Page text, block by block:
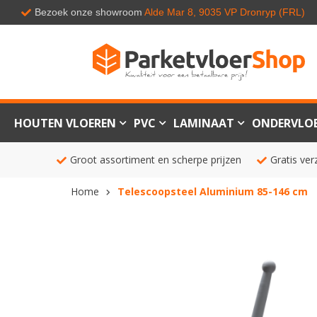
Bezoek onze showroom Alde Mar 8, 9035 VP Dronryp (FRL)
HOUTEN VLOEREN PVC LAMINAAT
Groot assortiment en scherpe prijzen Gratis
Home Telescoopsteel Aluminium 85-146 cm